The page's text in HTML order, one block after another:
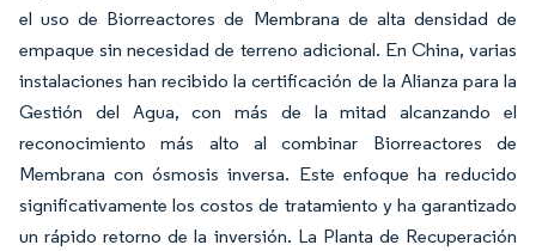
el uso de Biorreactores de Membrana de alta densidad de
empaque sin necesidad de terreno adicional. En China, varias
instalaciones han recibido la certificación de la Alianza para la
Gestión del Agua, con más de la mitad alcanzando el
reconocimiento más alto al combinar Biorreactores de
Membrana con ósmosis inversa. Este enfoque ha reducido
significativamente los costos de tratamiento y ha garantizado
un rápido retorno de la inversión. La Planta de Recuperación